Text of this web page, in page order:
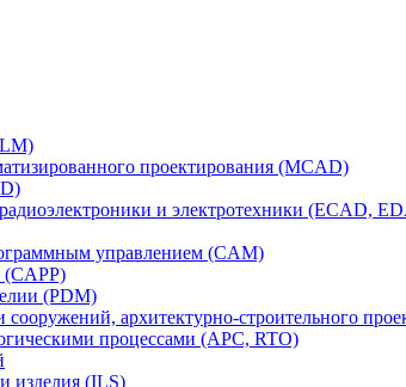
проектирования (MCAD)
и электротехники (ECAD,
управлением (CAM)
(CAPP)
(PDM)
архитектурно-строительного
процессами (APC, RTO)
изделия (ILS)